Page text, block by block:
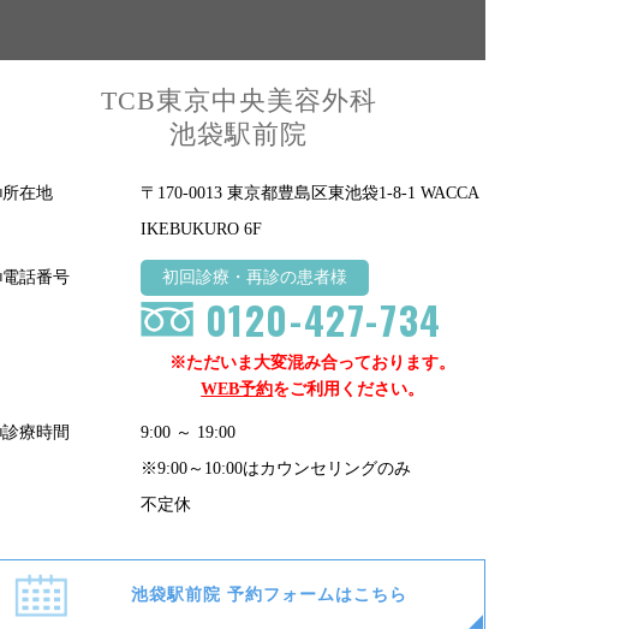
TCB東京中央美容外科
池袋駅前院
所在地
〒170-0013 東京都豊島区東池袋1-8-1 WACCA
IKEBUKURO 6F
電話番号 初回診療・再診の患者様
0120-427-734
※ただいま大変混み合っております。
WEB予約をご利用ください。
診療時間
9:00 ～ 19:00
※9:00～10:00はカウンセリングのみ
不定休
池袋駅前院 予約フォームはこちら